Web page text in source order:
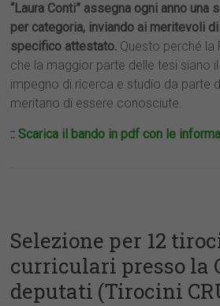
“Laura Conti” assegna ogni anno
per categoria, inviando ai meritevoli
specifico attestato. Questo perché la
che la maggior parte delle tesi siano
impegno di ricerca e studio da parte
meritano di essere conosciute.
:: Scarica il bando in pdf con le
Selezione per 12
curriculari presso la
deputati (Tirocini